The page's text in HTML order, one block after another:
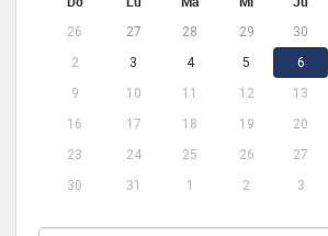
26 27 28 29 30
2
3 4 5 6
9
10 11 12 13
16
17 18 19 20
23
24 25 26 27
30
31 1 2 3